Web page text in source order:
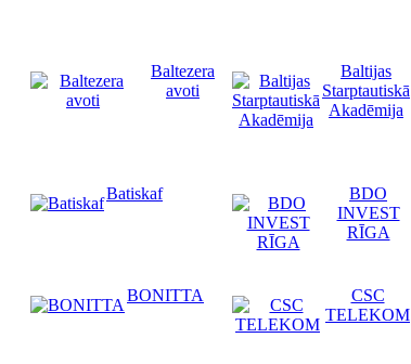
Baltezera
avoti
Baltijas
Starptautiskā
Akadēmija
Batiskaf
BDO
INVEST
RĪGA
BONITTA
CSC
TELEKOM